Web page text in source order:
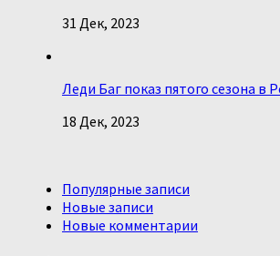
31 Дек, 2023
Леди Баг показ пятого сезона в
18 Дек, 2023
Популярные записи
Новые записи
Новые комментарии